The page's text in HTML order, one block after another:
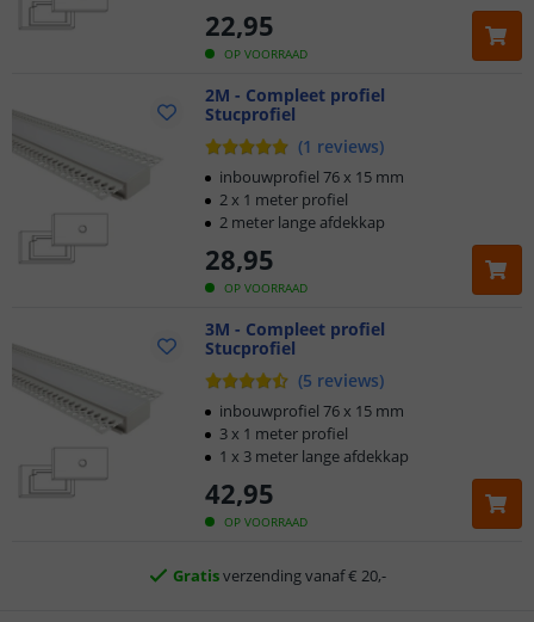
OP VOORRAAD
22,95
2M - Compleet profiel
Stucprofiel
(1 reviews)
OP VOORRAAD
28,95
inbouwprofiel 76 x 15 mm
2 x 1 meter profiel
2 meter lange afdekkap
3M - Compleet profiel
Stucprofiel
(5 reviews)
OP VOORRAAD
42,95
inbouwprofiel 76 x 15 mm
3 x 1 meter profiel
1 x 3 meter lange afdekkap
Klantbeoordeling 9.1
Voor 23:45 uur besteld,morgen in huis
5 jaar garantie